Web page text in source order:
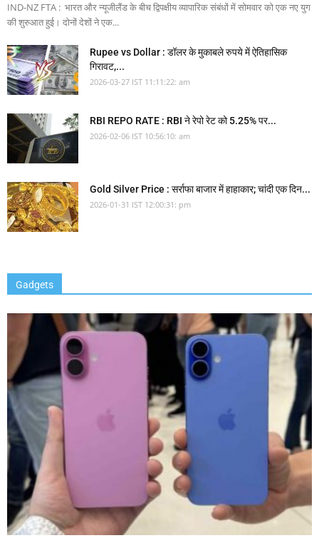
IND-NZ FTA : भारत और न्यूजीलैंड के बीच द्विपक्षीय व्यापारिक संबंधों में सोमवार को एक नए युग
की शुरुआत हुई। दोनों देशों ने एक...
Rupee vs Dollar : डॉलर के मुकाबले रुपये में ऐतिहासिक
गिरावट,...
2026-03-27 IST 11:11:22: am
RBI REPO RATE : RBI ने रेपो रेट को 5.25% पर...
2026-02-06 IST 10:56:10: am
Gold Silver Price : सर्राफा बाजार में हाहाकार; चांदी एक दिन...
2026-01-31 IST 12:00:31: pm
Gadgets